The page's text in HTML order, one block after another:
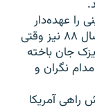
را عهده‌دار
است. در یک سال گذشته، در حوادث تیرماه سال ۸۸ نیز وقتی
جان باخته
نگران و
راهی آمریکا